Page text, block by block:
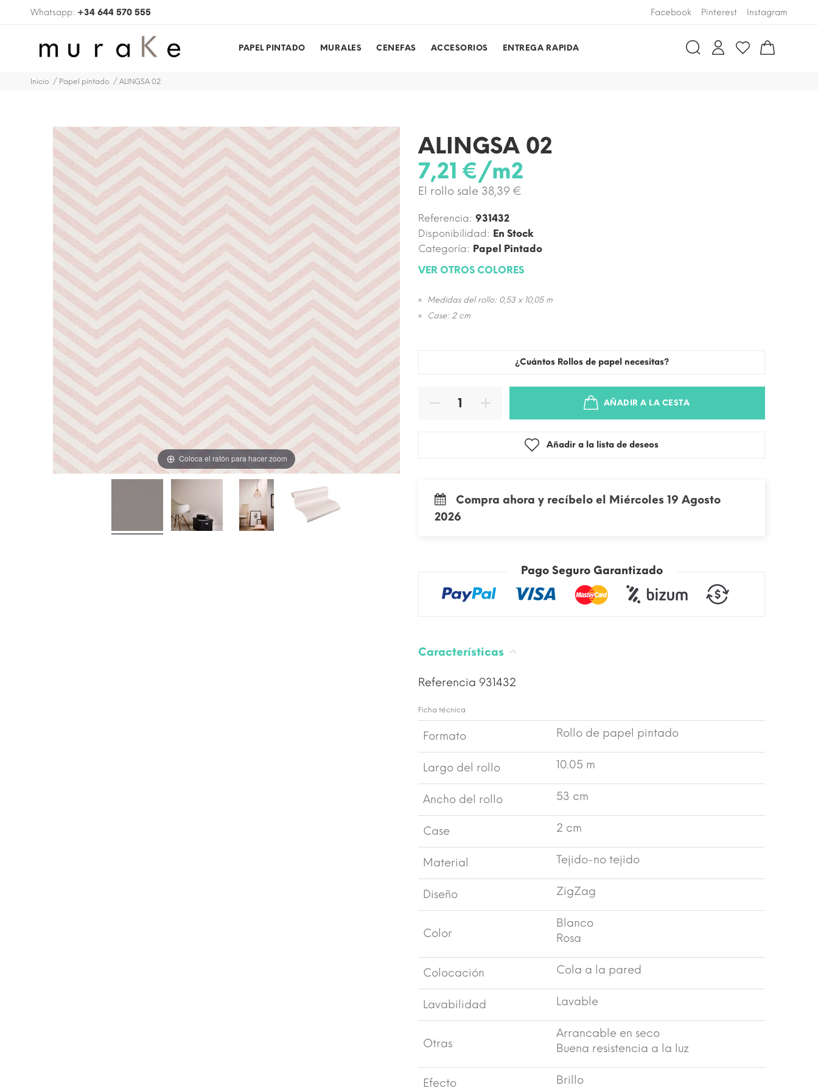
Whatsapp: +34 644 570 555 Facebook Pinterest Instagram
PAPEL PINTADO MURALES CENEFAS ACCESORIOS ENTREGA RAPIDA
Inicio Papel pintado ALINGSA 02
Coloca el ratón para hacer zoom
ALINGSA 02
7,21 €/m2
El rollo sale 38,39 €
Referencia: 931432
Disponibilidad: En Stock
Categoría: Papel Pintado
VER OTROS COLORES
Medidas del rollo: 0,53 x 10,05 m
Case: 2 cm
¿Cuántos Rollos de papel necesitas?
AÑADIR A LA CESTA
Añadir a la lista de deseos
Compra ahora y recíbelo el Miércoles 19 Agosto
2026
Pago Seguro Garantizado
Características
Referencia 931432
Ficha técnica
Formato Rollo de papel pintado
Largo del rollo 10.05 m
Ancho del rollo 53 cm
Case 2 cm
Material Tejido-no tejido
Diseño ZigZag
Color
Blanco
Rosa
Colocación Cola a la pared
Lavabilidad Lavable
Otras
Arrancable en seco
Buena resistencia a la luz
Efecto Brillo